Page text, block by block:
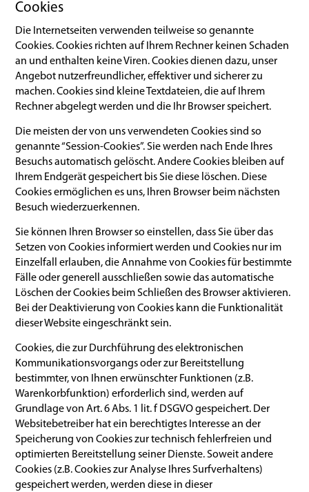
Cookies
Die Internetseiten verwenden teilweise so genannte
Cookies. Cookies richten auf Ihrem Rechner keinen Schaden
an und enthalten keine Viren. Cookies dienen dazu, unser
Angebot nutzerfreundlicher, effektiver und sicherer zu
machen. Cookies sind kleine Textdateien, die auf Ihrem
Rechner abgelegt werden und die Ihr Browser speichert.
Die meisten der von uns verwendeten Cookies sind so
genannte “Session-Cookies”. Sie werden nach Ende Ihres
Besuchs automatisch gelöscht. Andere Cookies bleiben auf
Ihrem Endgerät gespeichert bis Sie diese löschen. Diese
Cookies ermöglichen es uns, Ihren Browser beim nächsten
Besuch wiederzuerkennen.
Sie können Ihren Browser so einstellen, dass Sie über das
Setzen von Cookies informiert werden und Cookies nur im
Einzelfall erlauben, die Annahme von Cookies für bestimmte
Fälle oder generell ausschließen sowie das automatische
Löschen der Cookies beim Schließen des Browser aktivieren.
Bei der Deaktivierung von Cookies kann die Funktionalität
dieser Website eingeschränkt sein.
Cookies, die zur Durchführung des elektronischen
Kommunikationsvorgangs oder zur Bereitstellung
bestimmter, von Ihnen erwünschter Funktionen (z.B.
Warenkorbfunktion) erforderlich sind, werden auf
Grundlage von Art. 6 Abs. 1 lit. f DSGVO gespeichert. Der
Websitebetreiber hat ein berechtigtes Interesse an der
Speicherung von Cookies zur technisch fehlerfreien und
optimierten Bereitstellung seiner Dienste. Soweit andere
Cookies (z.B. Cookies zur Analyse Ihres Surfverhaltens)
gespeichert werden, werden diese in dieser